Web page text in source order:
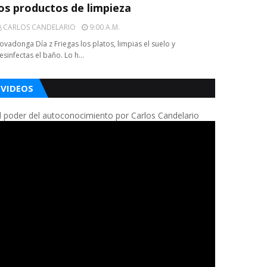
productos de limpieza
CARLOS CANDELARIO
9:00 A.m.
Día z Friegas los platos, limpias el suelo y
el baño. Lo h…
VIDEOS
poder del autoconocimiento por Carlos Candelario